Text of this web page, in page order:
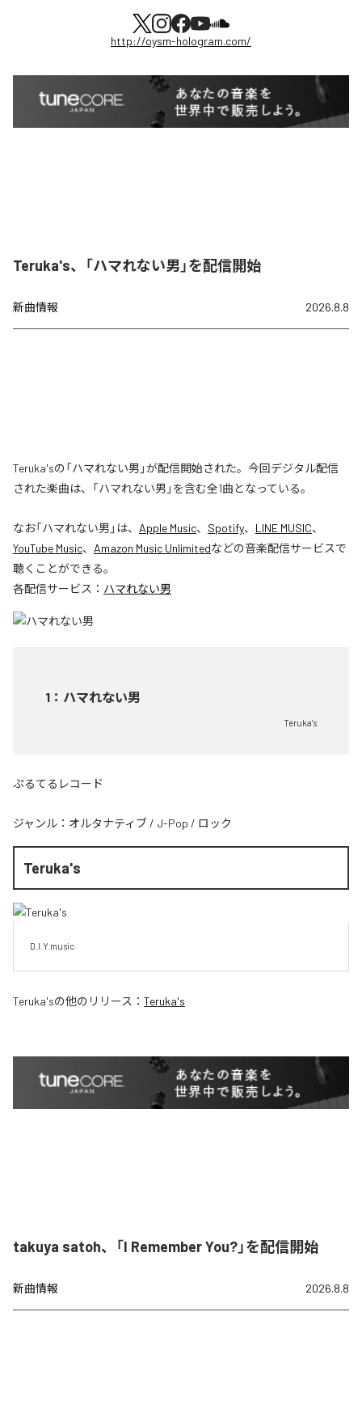
http://oysm-hologram.com/
Teruka's、「ハマれない男」を配信開始
新曲情報 2026.8.8
Teruka'sの「ハマれない男」が配信開始された。今回デジタル配信
された楽曲は、「ハマれない男」を含む全1曲となっている。
なお「ハマれない男 」は、 Apple Music、 Spotify、 LINE MUSIC、
YouTube Music、 Amazon Music Unlimitedなどの音楽配信サービスで
聴くことができる。
各配信サービス： ハマれない男
1 ： ハマれない男
Teruka's
ぷるてるレコード
ジャンル： オルタナティブ / J-Pop / ロック
Teruka's
D.I.Y.music
Teruka'sの他のリリース： Teruka's
takuya satoh、「I Remember You?」を配信開始
新曲情報 2026.8.8